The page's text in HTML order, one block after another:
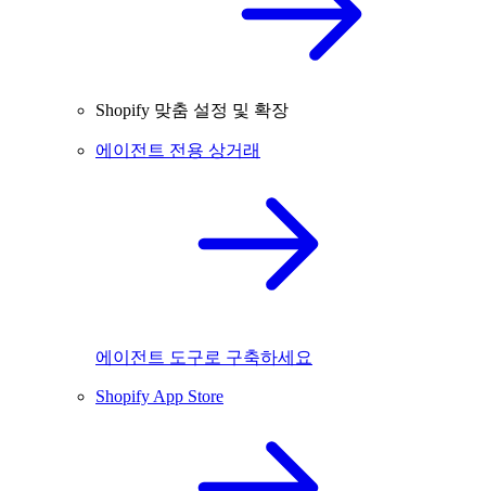
Shopify 맞춤 설정 및 확장
에이전트 전용 상거래
에이전트 도구로 구축하세요
Shopify App Store